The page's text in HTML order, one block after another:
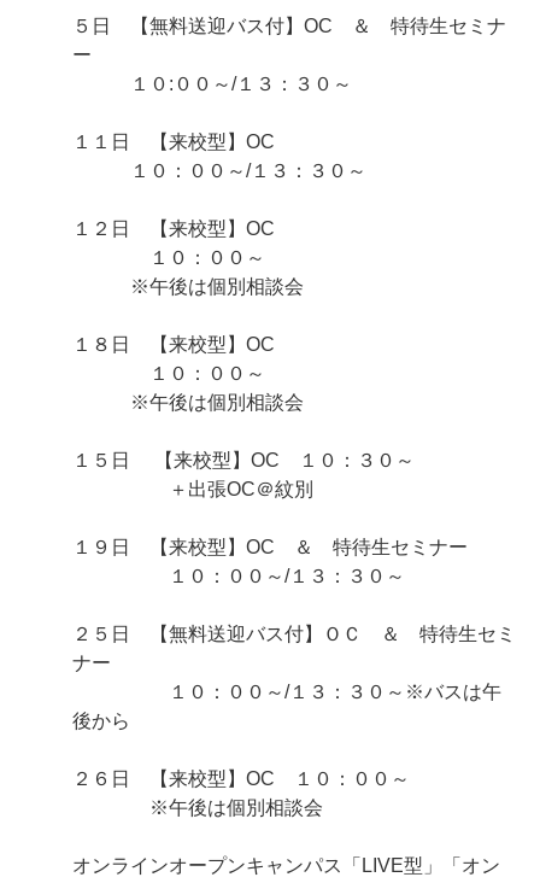
５日 【無料送迎バス付】OC ＆ 特待生セミナ
ー
１０:００～/１３：３０～
１１日 【来校型】OC
１０：００～/１３：３０～
１２日 【来校型】OC
１０：００～
※午後は個別相談会
１８日 【来校型】OC
１０：００～
※午後は個別相談会
１５日 【来校型】OC １０：３０～
＋出張OC＠紋別
１９日 【来校型】OC ＆ 特待生セミナー
１０：００～/１３：３０～
２５日 【無料送迎バス付】ＯＣ ＆ 特待生セミ
ナー
１０：００～/１３：３０～※バスは午
後から
２６日 【来校型】OC １０：００～
※午後は個別相談会
オンラインオープンキャンパス「LIVE型」「オン